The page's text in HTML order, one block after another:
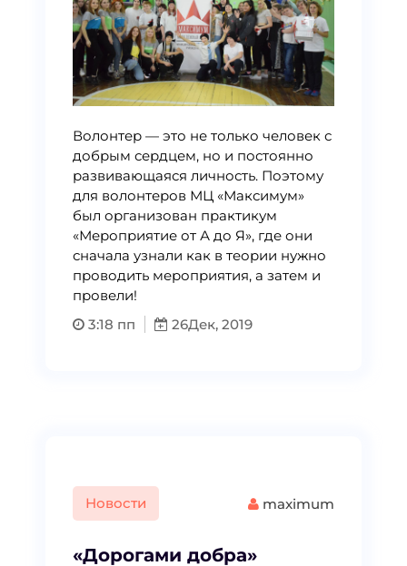
Волонтер — это не только человек с
добрым сердцем, но и постоянно
развивающаяся личность. Поэтому
для волонтеров МЦ «Максимум»
был организован практикум
«Мероприятие от А до Я», где они
сначала узнали как в теории нужно
проводить мероприятия, а затем и
провели!
3:18 пп
26Дек, 2019
Новости maximum
«Дорогами добра»